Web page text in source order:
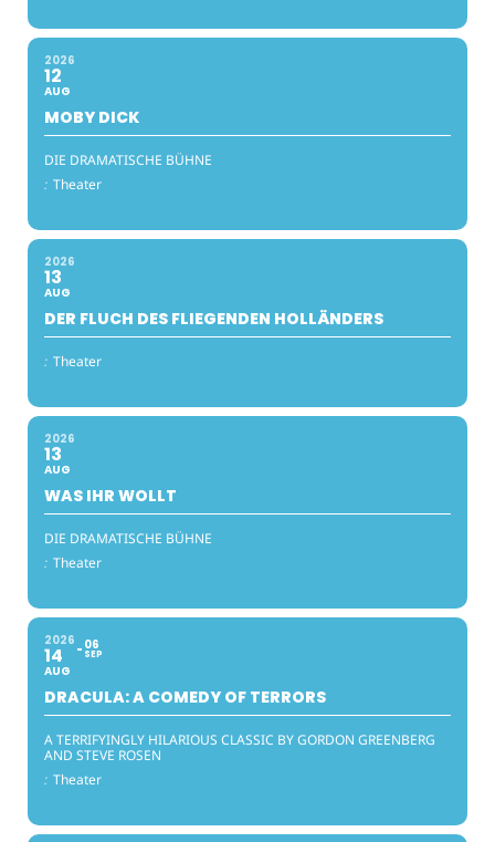
2026
12
AUG
MOBY DICK
DIE DRAMATISCHE BÜHNE
: Theater
2026
13
AUG
DER FLUCH DES FLIEGENDEN HOLLÄNDERS
: Theater
2026
13
AUG
WAS IHR WOLLT
DIE DRAMATISCHE BÜHNE
: Theater
2026
14
AUG
06
SEP
DRACULA: A COMEDY OF TERRORS
A TERRIFYINGLY HILARIOUS CLASSIC BY GORDON GREENBERG
AND STEVE ROSEN
: Theater